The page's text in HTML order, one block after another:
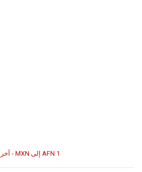
1 AFN إلى MXN - آخر تحديث للأسعار (05:49 GMT)